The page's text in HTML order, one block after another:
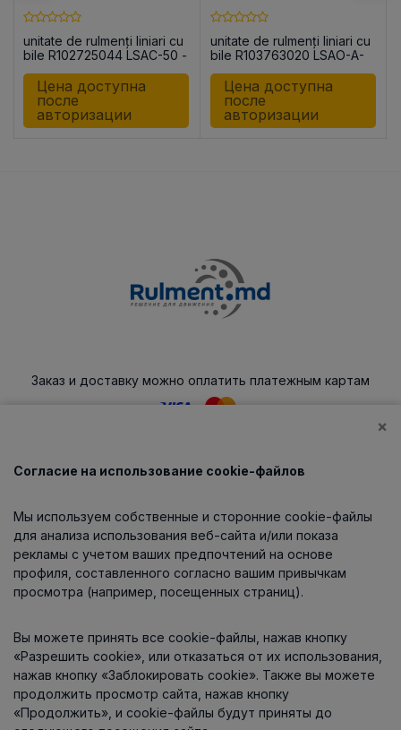
unitate de rulmenți liniari cu
bile R102725044 LSAC-50 -
Цена доступна
после
авторизации
unitate de rulmenți liniari cu
bile R103763020 LSAO-A-
Цена доступна
после
авторизации
Заказ и доставку можно оплатить платежным картам
Каталог
О компании
Информация
Контакты
×
Согласие на использование cookie-файлов
Мы используем собственные и сторонние cookie-файлы
для анализа использования веб-сайта и/или показа
рекламы с учетом ваших предпочтений на основе
профиля, составленного согласно вашим привычкам
просмотра (например, посещенных страниц).
Вы можете принять все cookie-файлы, нажав кнопку
«Разрешить cookie», или отказаться от их использования,
нажав кнопку «Заблокировать cookie». Также вы можете
продолжить просмотр сайта, нажав кнопку
«Продолжить», и cookie-файлы будут приняты до